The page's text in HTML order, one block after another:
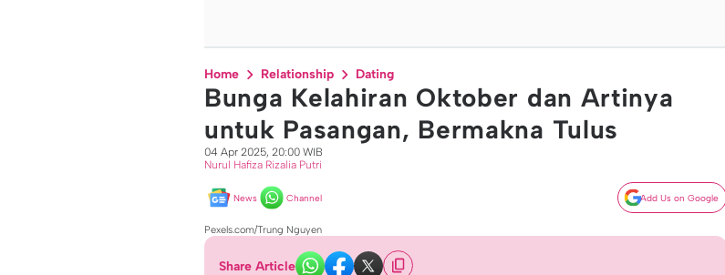
Home Relationship Dating
Bunga Kelahiran Oktober dan Artinya
untuk Pasangan, Bermakna Tulus
04 Apr 2025, 20:00 WIB
Nurul Hafiza Rizalia Putri
News Channel Add Us on Google
Pexels.com/Trung Nguyen
Share Article